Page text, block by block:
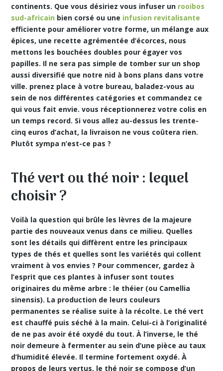
continents. Que vous désiriez vous infuser un rooibos
sud-africain bien corsé ou une infusion revitalisante
efficiente pour améliorer votre forme, un mélange aux
épices, une recette agrémentée d’écorces, nous
mettons les bouchées doubles pour égayer vos
papilles. Il ne sera pas simple de tomber sur un shop
aussi diversifié que notre nid à bons plans dans votre
ville. prenez place à votre bureau, baladez-vous au
sein de nos différentes catégories et commandez ce
qui vous fait envie. vous réceptionnerez votre colis en
un temps record. Si vous allez au-dessus les trente-
cinq euros d’achat, la livraison ne vous coûtera rien.
Plutôt sympa n’est-ce pas ?
Thé vert ou thé noir : lequel
choisir ?
Voilà la question qui brûle les lèvres de la majeure
partie des nouveaux venus dans ce milieu. Quelles
sont les détails qui diffèrent entre les principaux
types de thés et quelles sont les variétés qui collent
vraiment à vos envies ? Pour commencer, gardez à
l’esprit que ces plantes à infuser sont toutes
originaires du même arbre : le théier (ou Camellia
sinensis). La production de leurs couleurs
permanentes se réalise suite à la récolte. Le thé vert
est chauffé puis séché à la main. Celui-ci à l’originalité
de ne pas avoir été oxydé du tout. À l’inverse, le thé
noir demeure à fermenter au sein d’une pièce au taux
d’humidité élevée. Il termine fortement oxydé. À
propos de leurs vertus, le thé noir se compose d’un